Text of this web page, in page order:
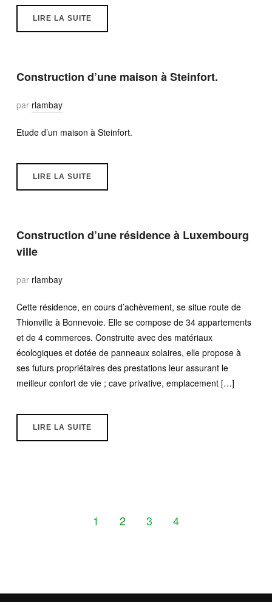
LIRE LA SUITE
Construction d’une maison à Steinfort.
par rlambay
Etude d’un maison à Steinfort.
LIRE LA SUITE
Construction d’une résidence à Luxembourg
ville
par rlambay
Cette résidence, en cours d’achèvement, se situe route de
Thionville à Bonnevoie. Elle se compose de 34 appartements
et de 4 commerces. Construite avec des matériaux
écologiques et dotée de panneaux solaires, elle propose à
ses futurs propriétaires des prestations leur assurant le
meilleur confort de vie ; cave privative, emplacement […]
LIRE LA SUITE
1 2 3 4